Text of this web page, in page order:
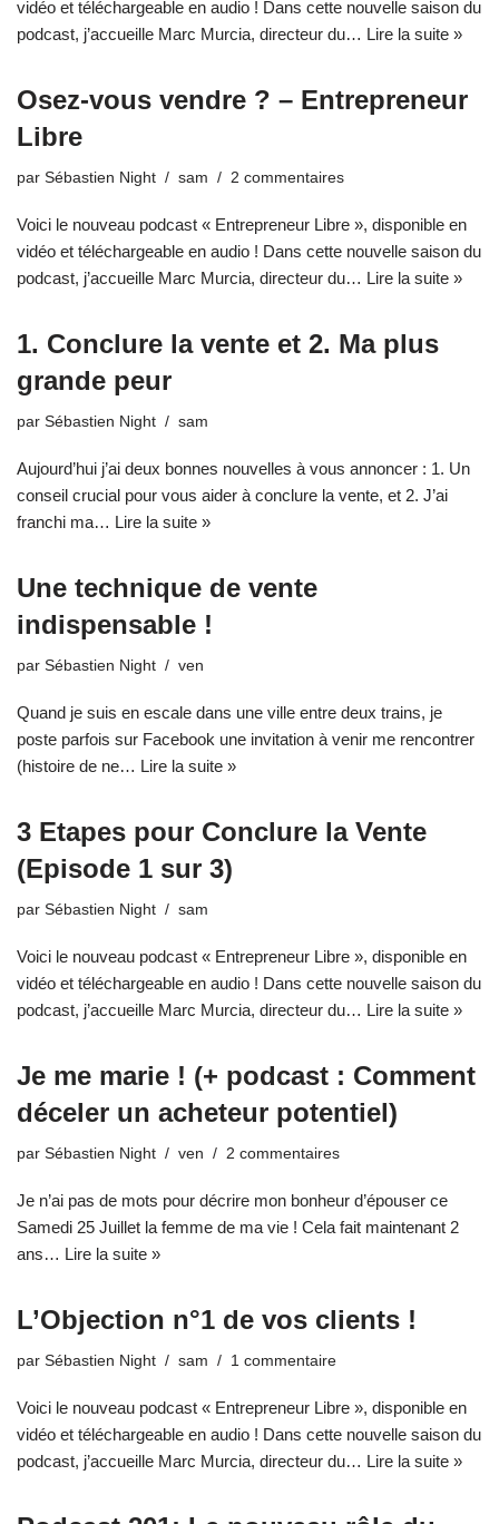
vidéo et téléchargeable en audio ! Dans cette nouvelle saison du
podcast, j’accueille Marc Murcia, directeur du… Lire la suite »
Osez-vous vendre ? – Entrepreneur
Libre
par Sébastien Night sam 2 commentaires
Voici le nouveau podcast « Entrepreneur Libre », disponible en
vidéo et téléchargeable en audio ! Dans cette nouvelle saison du
podcast, j’accueille Marc Murcia, directeur du… Lire la suite »
1. Conclure la vente et 2. Ma plus
grande peur
par Sébastien Night sam
Aujourd’hui j’ai deux bonnes nouvelles à vous annoncer : 1. Un
conseil crucial pour vous aider à conclure la vente, et 2. J’ai
franchi ma… Lire la suite »
Une technique de vente
indispensable !
par Sébastien Night ven
Quand je suis en escale dans une ville entre deux trains, je
poste parfois sur Facebook une invitation à venir me rencontrer
(histoire de ne… Lire la suite »
3 Etapes pour Conclure la Vente
(Episode 1 sur 3)
par Sébastien Night sam
Voici le nouveau podcast « Entrepreneur Libre », disponible en
vidéo et téléchargeable en audio ! Dans cette nouvelle saison du
podcast, j’accueille Marc Murcia, directeur du… Lire la suite »
Je me marie ! (+ podcast : Comment
déceler un acheteur potentiel)
par Sébastien Night ven 2 commentaires
Je n’ai pas de mots pour décrire mon bonheur d’épouser ce
Samedi 25 Juillet la femme de ma vie ! Cela fait maintenant 2
ans… Lire la suite »
L’Objection n°1 de vos clients !
par Sébastien Night sam 1 commentaire
Voici le nouveau podcast « Entrepreneur Libre », disponible en
vidéo et téléchargeable en audio ! Dans cette nouvelle saison du
podcast, j’accueille Marc Murcia, directeur du… Lire la suite »